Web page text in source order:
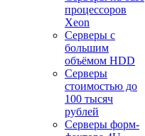
процессоров
Xeon
Серверы с
большим
объёмом HDD
Серверы
стоимостью до
100 тысяч
рублей
Серверы форм-